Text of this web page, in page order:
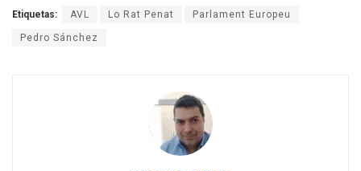
Etiquetas: AVL Lo Rat Penat Parlament Europeu
Pedro Sánchez